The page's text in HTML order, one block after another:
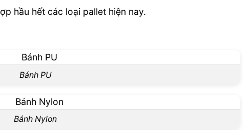
hầu hết các loại pallet hiện nay.
Bánh PU
Bánh Nylon